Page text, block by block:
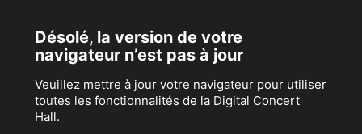
Désolé, la version de votre
navigateur n’est pas à jour
Veuillez mettre à jour votre navigateur pour utiliser
toutes les fonctionnalités de la Digital Concert
Hall.